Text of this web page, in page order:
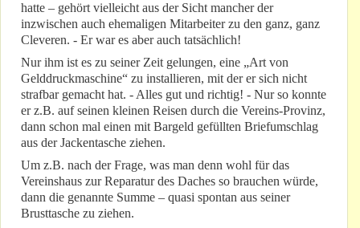
hatte – gehört vielleicht aus der Sicht mancher der
inzwischen auch ehemaligen Mitarbeiter zu den ganz, ganz
Cleveren. - Er war es aber auch tatsächlich!
Nur ihm ist es zu seiner Zeit gelungen, eine „Art von
Gelddruckmaschine“ zu installieren, mit der er sich nicht
strafbar gemacht hat. - Alles gut und richtig! - Nur so konnte
er z.B. auf seinen kleinen Reisen durch die Vereins-Provinz,
dann schon mal einen mit Bargeld gefüllten Briefumschlag
aus der Jackentasche ziehen.
Um z.B. nach der Frage, was man denn wohl für das
Vereinshaus zur Reparatur des Daches so brauchen würde,
dann die genannte Summe – quasi spontan aus seiner
Brusttasche zu ziehen.